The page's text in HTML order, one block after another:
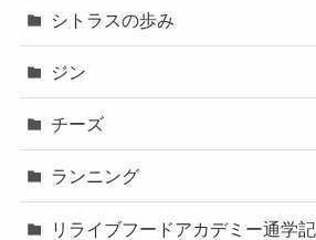
シトラスの歩み
ジン
チーズ
ランニング
リライブフードアカデミー通学記